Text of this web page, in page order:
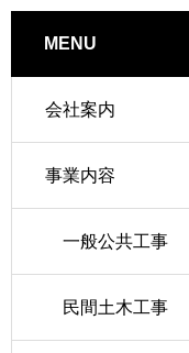
MENU
会社案内
事業内容
一般公共工事
民間土木工事